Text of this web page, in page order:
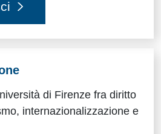
di Firenze fra diritto
internazionalizzazione e